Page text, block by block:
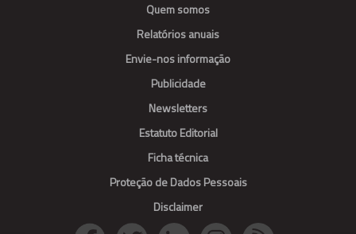
Quem somos
Relatórios anuais
Envie-nos informação
Publicidade
Newsletters
Estatuto Editorial
Ficha técnica
Proteção de Dados Pessoais
Disclaimer